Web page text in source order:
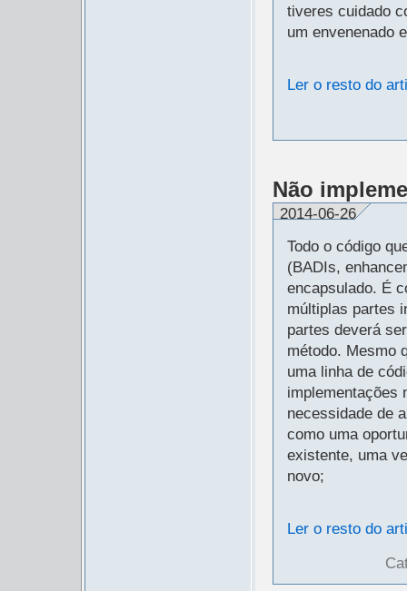
tiveres cuidado
um envenenado
Ler o resto do
Não
2014-06-26
Todo o código
(BADIs,
encapsulado. É
múltiplas partes
partes deverá
método. Mesmo
uma linha de
implementações
necessidade de
como uma
existente, uma
novo;
Ler o resto do